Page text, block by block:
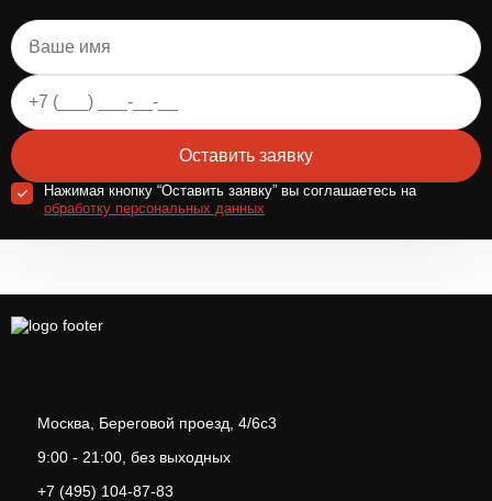
Оставить заявку
Нажимая кнопку “Оставить заявку” вы соглашаетесь на
обработку персональных данных
Москва, Береговой проезд, 4/6с3
9:00 - 21:00, без выходных
+7 (495) 104-87-83